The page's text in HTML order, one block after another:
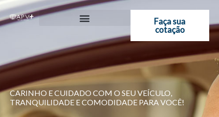
Ir
para
Faça sua
cotação
CARINHO E CUIDADO COM O SEU VEÍCULO,
TRANQUILIDADE E COMODIDADE PARA VOCÊ!